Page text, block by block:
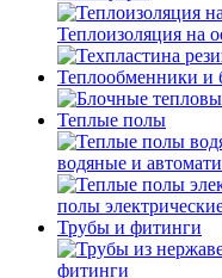
Теплоизоляция на
Теплообменники и
Теплые полы
водяные и
полы
Трубы и фитинги